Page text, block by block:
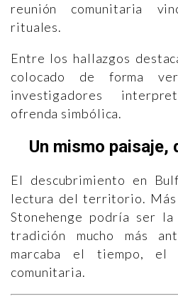
reunión comunitaria
rituales.
Entre los hallazgos
colocado de forma
investigadores
ofrenda simbólica.
Un mismo paisaje,
El descubrimiento en
lectura del territorio.
Stonehenge podría ser la
tradición mucho más
marcaba el tiempo,
comunitaria.